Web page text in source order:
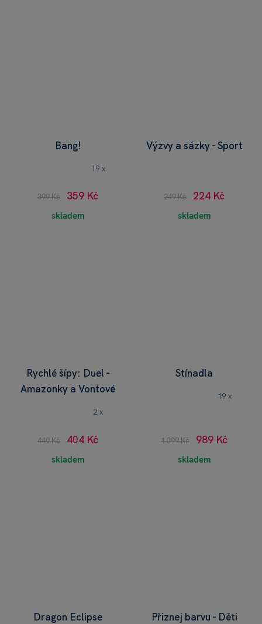
Bang!
19 x
399 Kč 359 Kč
skladem
Výzvy a sázky - Sport
249 Kč 224 Kč
skladem
Rychlé šípy: Duel -
Amazonky a Vontové
2 x
449 Kč 404 Kč
skladem
Stínadla
19 x
1 099 Kč 989 Kč
skladem
Dragon Eclipse Přiznej barvu - Děti